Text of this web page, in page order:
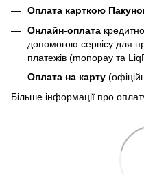
Оплата карткою
Онлайн-оплата
допомогою сервісу для
платежів (monopay та
Оплата на карту
Більше інформації про